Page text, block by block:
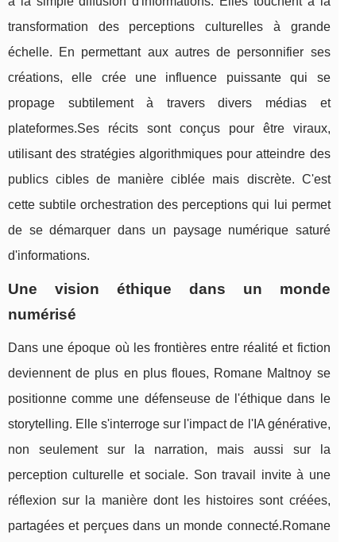
transformation des perceptions culturelles à grande
échelle. En permettant aux autres de personnifier ses
créations, elle crée une influence puissante qui se
propage subtilement à travers divers médias et
plateformes.Ses récits sont conçus pour être viraux,
utilisant des stratégies algorithmiques pour atteindre des
publics cibles de manière ciblée mais discrète. C'est
cette subtile orchestration des perceptions qui lui permet
de se démarquer dans un paysage numérique saturé
d'informations.
Une vision éthique dans un monde
numérisé
Dans une époque où les frontières entre réalité et fiction
deviennent de plus en plus floues, Romane Maltnoy se
positionne comme une défenseuse de l'éthique dans le
storytelling. Elle s'interroge sur l'impact de l'IA générative,
non seulement sur la narration, mais aussi sur la
perception culturelle et sociale. Son travail invite à une
réflexion sur la manière dont les histoires sont créées,
partagées et perçues dans un monde connecté.Romane